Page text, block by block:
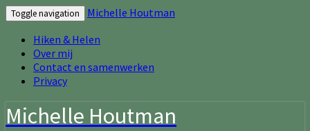
Toggle navigation
Michelle Houtman
Hiken & Helen
Over mij
Contact en samenwerken
Privacy
Michelle Houtman